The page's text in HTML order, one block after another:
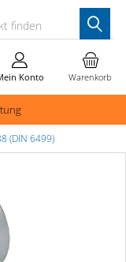
finden
Warenkorb
Konto
(DIN 6499)